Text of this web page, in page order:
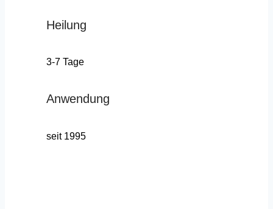
Heilung
3-7 Tage
Anwendung
seit 1995